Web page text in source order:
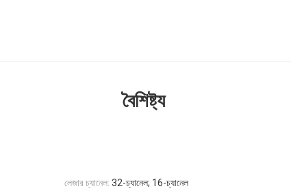
বৈশিষ্ট্য
লেজার চ্যানেল: 32-চ্যানেল; 16-চ্যানেল